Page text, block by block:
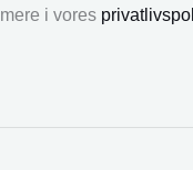
i vores